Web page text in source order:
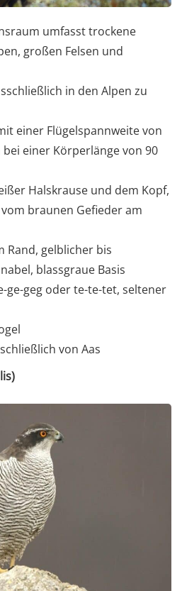
umfasst trockene
großen Felsen und
in den Alpen zu
einer Flügelspannweite von
bei einer Körperlänge von 90
Halskrause und dem Kopf,
braunen Gefieder am
Rand, gelblicher bis
blassgraue Basis
ge-geg oder te-te-tet, seltener
von Aas